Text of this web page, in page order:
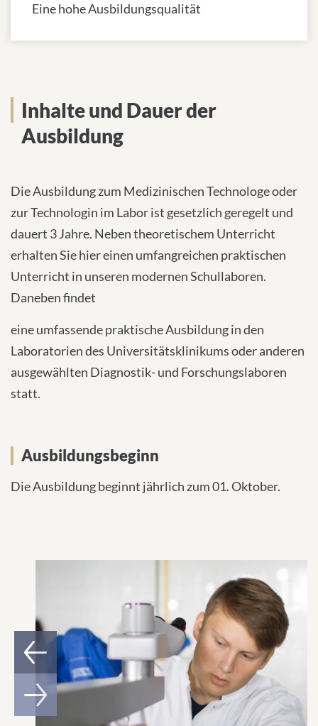
Eine hohe Ausbildungsqualität
Inhalte und Dauer der
Ausbildung
Die Ausbildung zum Medizinischen Technologe oder
zur Technologin im Labor ist gesetzlich geregelt und
dauert 3 Jahre. Neben theoretischem Unterricht
erhalten Sie hier einen umfangreichen praktischen
Unterricht in unseren modernen Schullaboren.
Daneben findet
eine umfassende praktische Ausbildung in den
Laboratorien des Universitätsklinikums oder anderen
ausgewählten Diagnostik- und Forschungslaboren
statt.
Ausbildungsbeginn
Die Ausbildung beginnt jährlich zum 01. Oktober.